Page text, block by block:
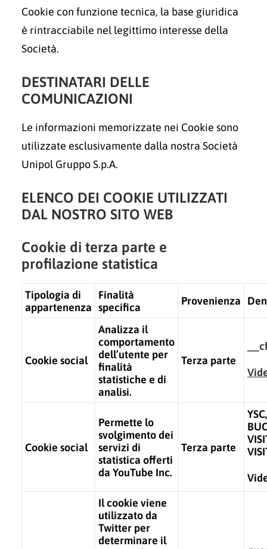
Cookie con funzione tecnica, la base giuridica
è rintracciabile nel legittimo interesse della
Società.
DESTINATARI DELLE
COMUNICAZIONI
Le informazioni memorizzate nei Cookie sono
utilizzate esclusivamente dalla nostra Società
Unipol Gruppo S.p.A.
ELENCO DEI COOKIE UTILIZZATI
DAL NOSTRO SITO WEB
Cookie di terza parte e
profilazione statistica
Tipologia di
appartenenza
Finalità
specifica
Provenienza
Cookie social
Analizza il
comportamento
dell’utente per
finalità
statistiche e di
analisi.
Terza parte
Cookie social
Permette lo
svolgimento dei
servizi di
statistica offerti
da YouTube Inc.
Terza parte
Il cookie viene
utilizzato da
Twitter per
determinare il